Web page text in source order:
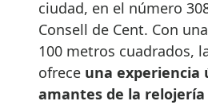
ciudad, en el número
Consell de Cent. Con
100 metros cuadrados,
ofrece una experiencia
amantes de la relojería